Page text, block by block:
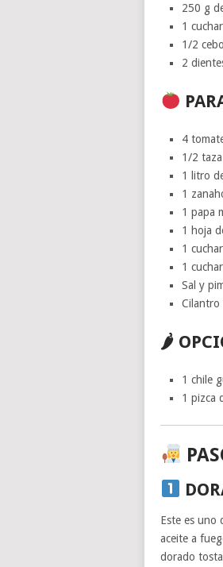
250 g
1
1/2
2
4
1/2
1 litro
1
1 papa
1 hoja
1
1
Sal y
Cilantro
🌶
1 chile
1 pizca
Este es uno
aceite a
dorado